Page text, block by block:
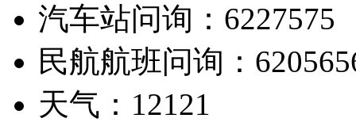
汽车站问询：6227575
民航航班问询：
天气：12121